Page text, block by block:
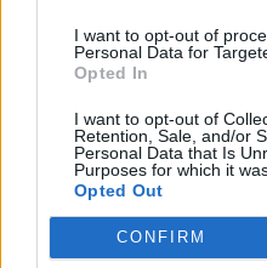
I want to opt-out of
Personal Data for
Opted In
I want to opt-out of
Retention, Sale, and/or
Personal Data that Is
Purposes for which it
Opted Out
CONFIRM
αφήνουν ανοιχτά πολλά
καλά πληροφορημένες
έφερε και πάλι προς
συνεργάτες τις